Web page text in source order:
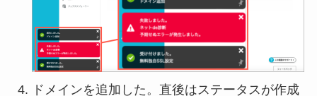
ドメインを追加した。直後はステータスが作成